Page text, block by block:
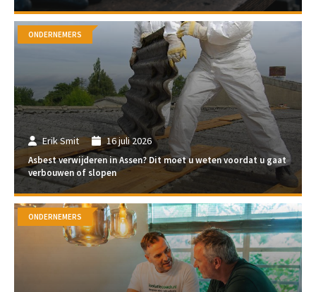
Erik Smit 16 juli 2026
Asbest verwijderen in Assen? Dit moet u weten voordat u gaat
verbouwen of slopen
ONDERNEMERS
ONDERNEMERS